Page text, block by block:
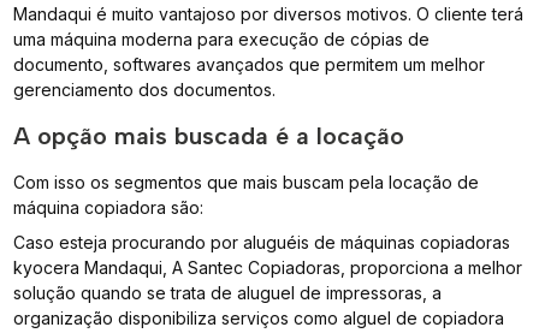
Mandaqui é muito vantajoso por diversos motivos. O cliente terá
uma máquina moderna para execução de cópias de
documento, softwares avançados que permitem um melhor
gerenciamento dos documentos.
A opção mais buscada é a locação
Com isso os segmentos que mais buscam pela locação de
máquina copiadora são:
Caso esteja procurando por aluguéis de máquinas copiadoras
kyocera Mandaqui, A Santec Copiadoras, proporciona a melhor
solução quando se trata de aluguel de impressoras, a
organização disponibiliza serviços como alguel de copiadora